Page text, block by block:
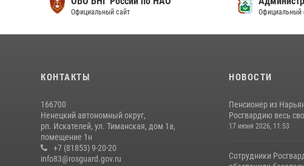
Официальный сайт Официальный
КОНТАКТЫ
166700
Ненецкий автономный округ,
рп. Искателей, ул. Тиманская, дом 1а,
помещение 1н
+7 (81853) 9-20-20
info83@rosguard.gov.ru
НОВОСТИ
Пенсионер из
Росгвардию весь
17 июня 2026, 11:53
Сотрудники